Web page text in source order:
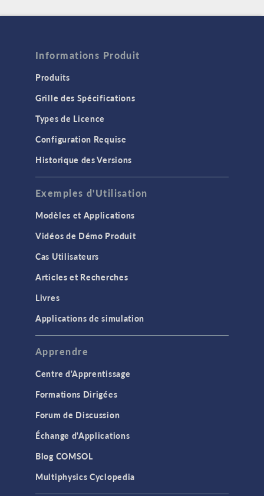
Informations Produit
Produits
Grille des Spécifications
Types de Licence
Configuration Requise
Historique des Versions
Exemples d'Utilisation
Modèles et Applications
Vidéos de Démo Produit
Cas Utilisateurs
Articles et Recherches
Livres
Applications de simulation
Apprendre
Centre d'Apprentissage
Formations Dirigées
Forum de Discussion
Échange d'Applications
Blog COMSOL
Multiphysics Cyclopedia